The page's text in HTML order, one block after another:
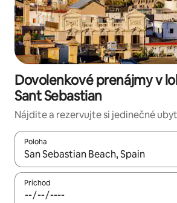
Dovolenkové prenájmy v
Sant Sebastian
Nájdite a rezervujte si jedinečné
Poloha
Keď budú výsledky k dispozícii,
Príchod